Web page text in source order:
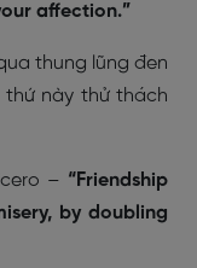
affection.”
thung lũng đen
thứ này thử thách
– “Friendship
by doubling